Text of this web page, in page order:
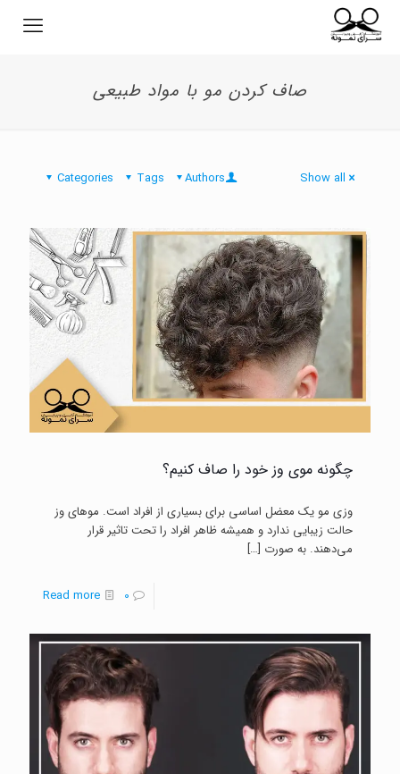
صاف کردن مو با مواد طبیعی
Categories Tags Authors Show all
چگونه موی وز خود را صاف کنیم؟
وزی مو یک معضل اساسی برای بسیاری از افراد است. موهای وز
حالت زیبایی ندارد و همیشه ظاهر افراد را تحت تاثیر قرار
می‌دهند. به صورت […]
0
Read more
-
موی